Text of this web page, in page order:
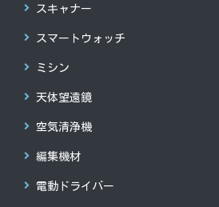
スキャナー
スマートウォッチ
ミシン
天体望遠鏡
空気清浄機
編集機材
電動ドライバー